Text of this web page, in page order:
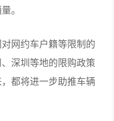
。
网约车户籍等限制的
深圳等地的限购政策
都将进一步助推车辆